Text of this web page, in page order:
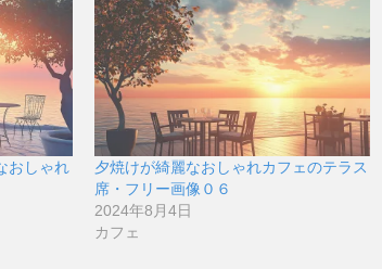
おしゃれ
夕焼けが綺麗なおしゃれカフェのテラス
席・フリー画像０６
2024年8月4日
カフェ